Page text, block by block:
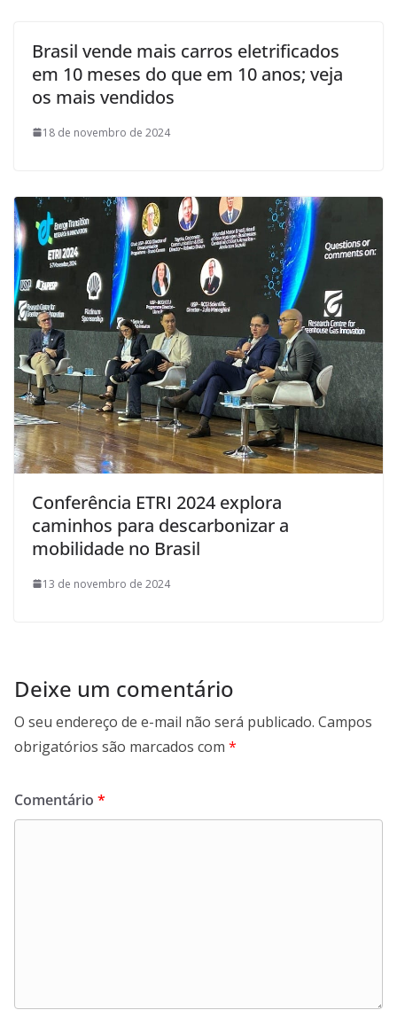
Brasil vende mais carros eletrificados
em 10 meses do que em 10 anos; veja
os mais vendidos
18 de novembro de 2024
Conferência ETRI 2024 explora
caminhos para descarbonizar a
mobilidade no Brasil
13 de novembro de 2024
Deixe um comentário
O seu endereço de e-mail não será publicado. Campos
obrigatórios são marcados com *
Comentário *